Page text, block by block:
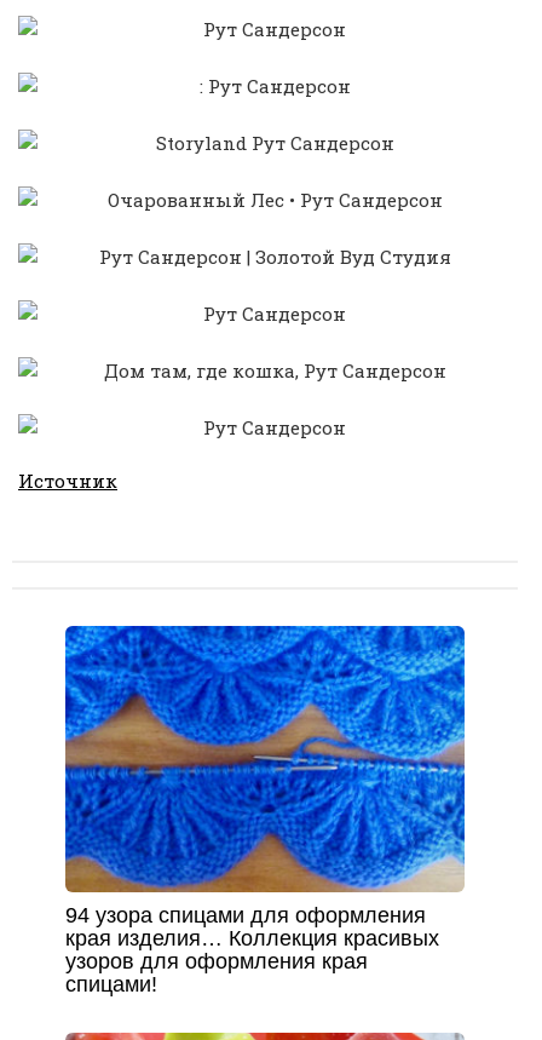
Источник
94 узора спицами для оформления
края изделия… Коллекция красивых
узоров для оформления края
спицами!